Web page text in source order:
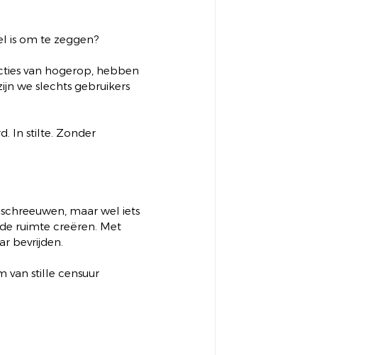
is om te zeggen?
van hogerop, hebben
we slechts gebruikers
In stilte. Zonder
maar wel iets
ruimte creëren. Met
bevrijden.
van stille censuur